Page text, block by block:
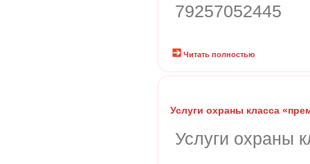
79257052445
Читать полностью
Услуги охраны класса
Услуги охраны